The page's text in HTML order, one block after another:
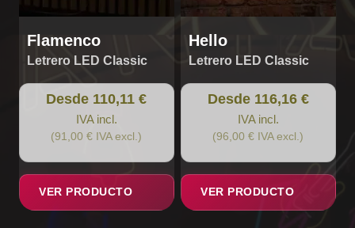
Flamenco
Letrero LED Classic
Desde 110,11 €
IVA incl.
(91,00 € IVA excl.)
VER PRODUCTO
página
de
producto
Hello
Letrero LED Classic
Desde 116,16 €
IVA incl.
(96,00 € IVA excl.)
VER PRODUCTO
página
de
producto